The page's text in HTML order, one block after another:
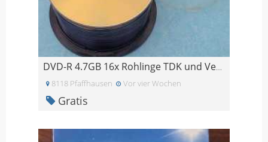
DVD-R 4.7GB 16x Rohlinge TDK und Verbatim - 46 Stü
8118 Pfaffhausen Vor vier Wochen
Gratis